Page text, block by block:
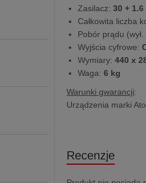
Zasilacz: 30 + 1.6
Całkowita liczba
Pobór prądu
Wyjścia cyfrowe:
Wymiary: 440 x
Waga: 6 kg
Warunki gwarancji:
Urządzenia marki
Recenzje